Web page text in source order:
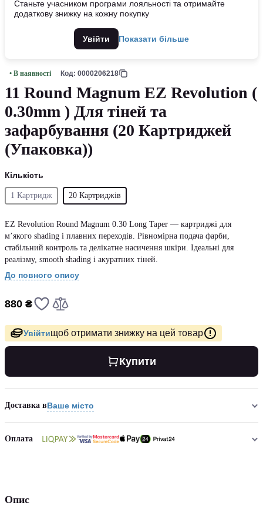
Станьте учасником програми лояльності та отримайте
додаткову знижку на кожну покупку
Увійти Показати більше
• В наявності Код: 0000206218
11 Round Magnum EZ Revolution (
0.30mm ) Для тіней та
зафарбування (20 Картриджей
(Упаковка))
Кількість
1 Картридж 20 Картриджів
EZ Revolution Round Magnum 0.30 Long Taper — картриджі для
м’якого shading і плавних переходів. Рівномірна подача фарби,
стабільний контроль та делікатне насичення шкіри. Ідеальні для
реалізму, smooth shading і акуратних тіней.
До повного опису
880 ₴
Увійтищоб отримати знижку на цей товар
Купити
Доставка вВаше місто
Оплата
Опис